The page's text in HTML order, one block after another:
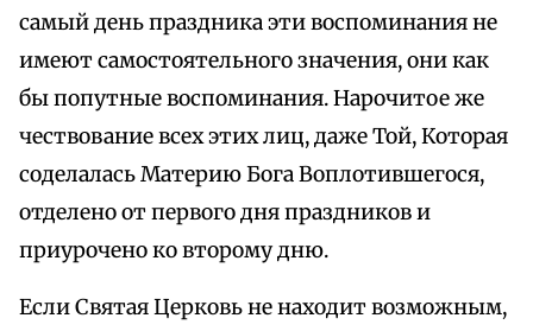
самый день праздника эти воспоминания не
имеют самостоятельного значения, они как
бы попутные воспоминания. Нарочитое же
чествование всех этих лиц, даже Той, Которая
соделалась Материю Бога Воплотившегося,
отделено от первого дня праздников и
приурочено ко второму дню.
Если Святая Церковь не находит возможным,